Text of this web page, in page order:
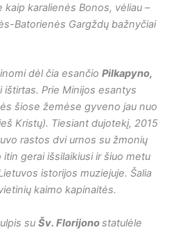
karalienės Bonos, vėliau –
Batorienės Gargždų bažnyčiai
dėl čia esančio Pilkapyno,
ištirtas. Prie Minijos esantys
šiose žemėse gyveno jau nuo
Kristų). Tiesiant dujotekį, 2015
rastos dvi urnos su žmonių
gerai išsilaikiusi ir šiuo metu
istorijos muziejuje. Šalia
kaimo kapinaitės.
su Šv. Florijonostatulėle